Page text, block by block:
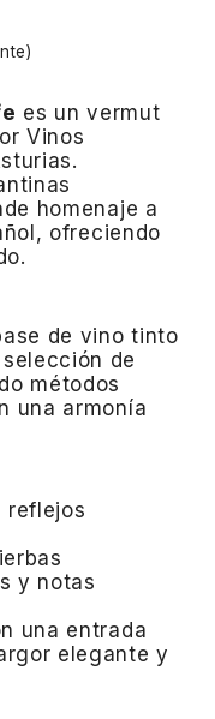
es un vermut
Vinos
homenaje a
ofreciendo
de vino tinto
de
métodos
una armonía
reflejos
y notas
una entrada
elegante y